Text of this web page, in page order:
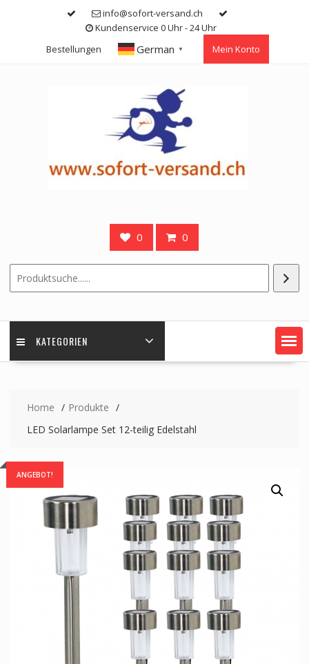
info@sofort-versand.ch
Kundenservice 0 Uhr - 24 Uhr
Bestellungen
German ▼ Mein Konto
0 0
KATEGORIEN
Home
Produkte
LED Solarlampe Set 12-teilig Edelstahl
ANGEBOT!